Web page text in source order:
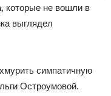
которые не вошли в
выглядел
симпатичную
Остроумовой.